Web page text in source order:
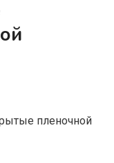
пленочной